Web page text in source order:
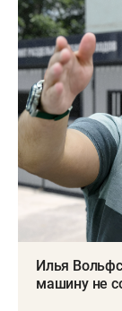
Илья
машину не